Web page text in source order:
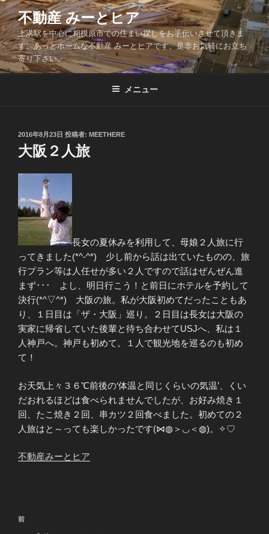
コ
ン
テ
ン
ツ
不動産 みーとヒア
上溝駅を中心に相模原市での住まい探しをお手伝いさせて頂きま
す。あっとホームな不動産 みーとヒアです、是非お気軽にお立ち
寄り下さい。
メニュー
投
日:
2016年8月23日 投稿者: MEETHERE
大阪２人旅
長女の夏休みを利用して、母娘２人旅に行
ってきました(*^-^*) 少し前から話は出ていたものの、旅
行プラン等は人任せが多い２人ですので話はぜんぜん進
まず･･･ よし、明日行こう！と前日にホテルを予約して
決行(*^▽^*) 大阪の旅。私が大阪初めてだったこともあ
り、１日目は「ザ・大阪」巡り。２日目は長女は大阪の
実家に帰省していた後輩と待ち合わせてUSJへ、私は１
人神戸へ。神戸も初めて。１人で観光地を巡るのも初め
て！
お天気上々３６℃前後の‘体温と同じくらいの気温’、くい
だおれるほどは食べられませんでしたが、お好み焼き１
回、たこ焼き２回、串カツ２回食べました。初めての２
人旅はと～っても楽しかったです(⋈◍＞◡＜◍)。✧♡
不動産みーと ヒア
投
前
前